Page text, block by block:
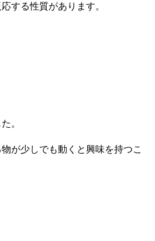
する性質があります。
。
が少しでも動くと興味を持つこ